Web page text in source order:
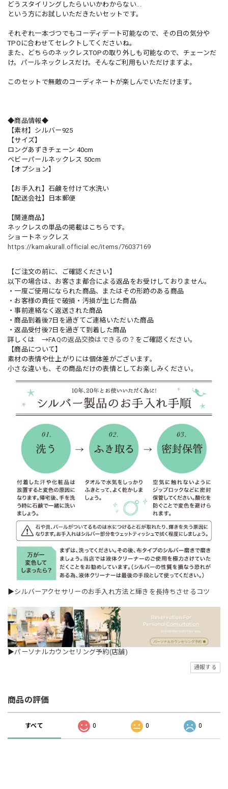
どうスタイリングしたらいいかわからない...
という方にお試しいただきたいセットです。
それぞれ一本づつでもコーディデート可能なので、その日の気分や
TPOに合わせてセレクトしてくださいね。
また、どちらのネックレスTOPの取り外しも可能なので、チェーンだ
け。パールネックレスだけ。そんなご利用もいただけますよ。
このセットで無敵のコーディネートが楽しんでいただけます。
◆商品情報◆
【素材】シルバー925
【サイズ】
ロングあずきチェーン 40cm
ベビーパールネックレス 50cm
【オプション】
【お手入れ】石鹸を付けて水洗い
【配送会社】日本郵便
【関連商品】
ネックレスの単品の掲載はこちらです。
ショートネックレス
https://kamakurall.official.ec/items/76037169
【ご注文の前に、ご確認ください】
以下の場合は、お客さま都合による返品をお受けしておりません。
・一度ご使用になられた商品、またはその形跡のある商品
・お客様の責任で破損・汚損が生じた商品
・事前連絡なく返送された商品
・商品到着後7日を過ぎてご連絡いただいた商品
・返品受付後7日を過ぎて到着した商品
詳しくは →FAQの返品交換はできるの？ をご確認ください。
【商品について】
素材の表情や仕上がりには個体差がございます。
小さな違いも、その商品だけの表情としてお楽しみください。
▶シルバーアクセサリーのお手入れ方法と輝きを長持ちさせるコツ
▶パーソナルカウンセリング予約(店舗)
通報する
商品の評価
すべて 0 0 0